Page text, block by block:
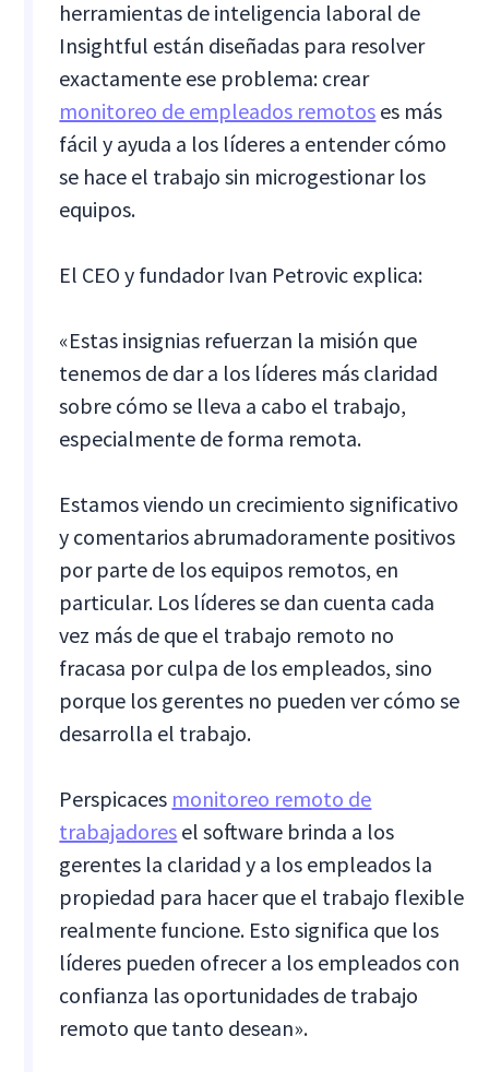
herramientas de inteligencia laboral de
Insightful están diseñadas para resolver
exactamente ese problema: crear
monitoreo de empleados remotos es más
fácil y ayuda a los líderes a entender cómo
se hace el trabajo sin microgestionar los
equipos.
El CEO y fundador Ivan Petrovic explica:
«Estas insignias refuerzan la misión que
tenemos de dar a los líderes más claridad
sobre cómo se lleva a cabo el trabajo,
especialmente de forma remota.
Estamos viendo un crecimiento significativo
y comentarios abrumadoramente positivos
por parte de los equipos remotos, en
particular. Los líderes se dan cuenta cada
vez más de que el trabajo remoto no
fracasa por culpa de los empleados, sino
porque los gerentes no pueden ver cómo se
desarrolla el trabajo.
Perspicaces monitoreo remoto de
trabajadores el software brinda a los
gerentes la claridad y a los empleados la
propiedad para hacer que el trabajo flexible
realmente funcione. Esto significa que los
líderes pueden ofrecer a los empleados con
confianza las oportunidades de trabajo
remoto que tanto desean».